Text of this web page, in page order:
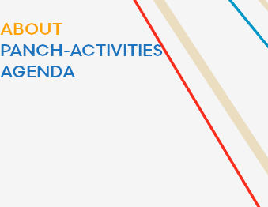
ABOUT
PANCH-ACTIVITIES
AGENDA